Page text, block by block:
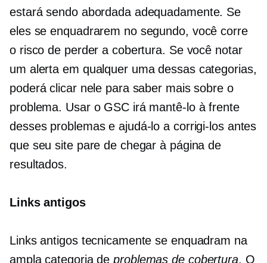
estará sendo abordada adequadamente. Se
eles se enquadrarem no segundo, você corre
o risco de perder a cobertura. Se você notar
um alerta em qualquer uma dessas categorias,
poderá clicar nele para saber mais sobre o
problema. Usar o GSC irá mantê-lo à frente
desses problemas e ajudá-lo a corrigi-los antes
que seu site pare de chegar à página de
resultados.
Links antigos
Links antigos tecnicamente se enquadram na
ampla categoria deproblemas de cobertura. O